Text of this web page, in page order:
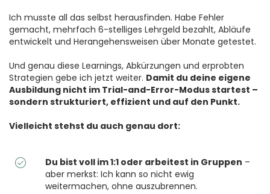
Ich musste all das selbst herausfinden. Habe Fehler
gemacht, mehrfach 6-stelliges Lehrgeld bezahlt, Abläufe
entwickelt und Herangehensweisen über Monate getestet.
Und genau diese Learnings, Abkürzungen und erprobten
Strategien gebe ich jetzt weiter. Damit du deine eigene
Ausbildung nicht im Trial-and-Error-Modus startest –
sondern strukturiert, effizient und auf den Punkt.
Vielleicht stehst du auch genau dort:
Du bist voll im 1:1 oder arbeitest in Gruppen –
aber merkst: Ich kann so nicht ewig
weitermachen, ohne auszubrennen.